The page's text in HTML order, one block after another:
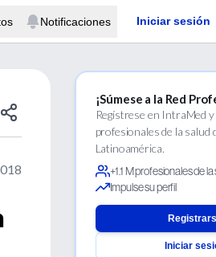
Notificaciones Iniciar sesión
¡Súmese a la Red
Regístrese en IntraMed
profesionales de la salud
Latinoamérica.
+1.1 M profesionales de
Impulse su perfil
Iniciar